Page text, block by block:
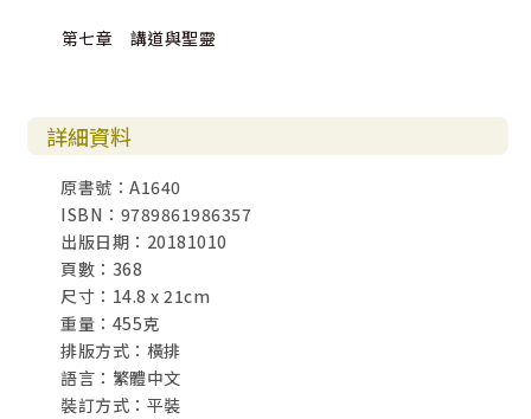
第七章 講道與聖靈
詳細資料
原書號：A1640
ISBN：9789861986357
出版日期：20181010
頁數：368
尺寸：14.8 x 21cm
重量：455克
排版方式：橫排
語言：繁體中文
裝訂方式：平裝